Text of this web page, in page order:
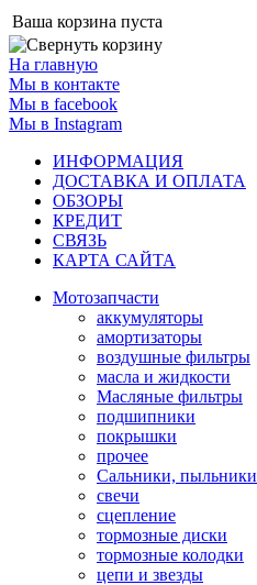
Ваша корзина пуста
На главную
Мы в контакте
Мы в facebook
Мы в Instagram
ИНФОРМАЦИЯ
ДОСТАВКА И ОПЛАТА
ОБЗОРЫ
КРЕДИТ
СВЯЗЬ
КАРТА САЙТА
Мотозапчасти
аккумуляторы
амортизаторы
воздушные фильтры
масла и жидкости
Масляные фильтры
подшипники
покрышки
прочее
Сальники, пыльники
свечи
сцепление
тормозные диски
тормозные колодки
цепи и звезды